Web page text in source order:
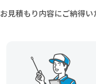
お見積もり内容にご納得